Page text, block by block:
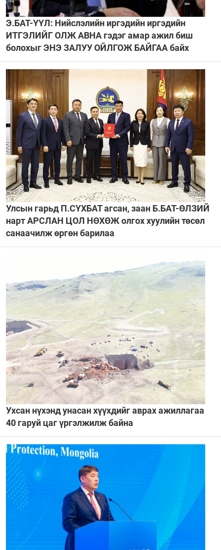
Э.БАТ-ҮҮЛ: Нийслэлийн иргэдийн иргэдийн
ИТГЭЛИЙГ ОЛЖ АВНА гэдэг амар ажил биш
болохыг ЭНЭ ЗАЛУУ ОЙЛГОЖ БАЙГАА байх
Улсын гарьд П.СҮХБАТ агсан, заан Б.БАТ-ӨЛЗИЙ
нарт АРСЛАН ЦОЛ НӨХӨЖ олгох хуулийн төсөл
санаачилж өргөн барилаа
Ухсан нүхэнд унасан хүүхдийг аврах ажиллагаа
40 гаруй цаг үргэлжилж байна